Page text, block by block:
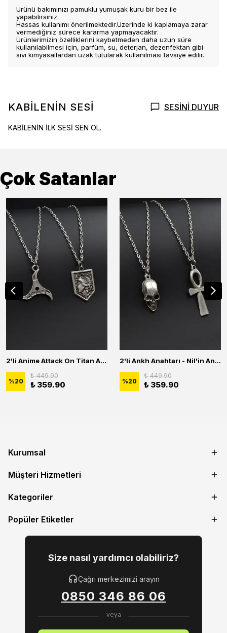
Ürünü bakımınızı pamuklu yumuşak kuru bir bez ile
yapabilirsiniz.
Hassas kullanımı önerilmektedir.Üzerinde ki kaplamaya zarar
vermediğiniz sürece kararma yapmayacaktır.
Ürünlerimizin özelliklerini kaybetmeden daha uzun süre
kullanılabilmesi için, parfüm, su, deterjan, dezenfektan gibi
sıvı kimyasallardan uzak tutularak kullanılması tavsiye edilir.
KABİLENİN SESİ SESİNİ DUYUR
KABİLENİN İLK SESİ SEN OL.
Çok Satanlar
2'li Anime Attack On Titan Acrylic Maria Anime Naruto Erkek Kadın Kolye Seti
%20
₺ 449.90
₺ 359.90
2'li Ankh Anahtarı - Nil'in Anahtarı - Kuru Kafa Erkek Kadın Kolye Seti
%20
₺ 449.90
₺ 359.90
Kurumsal
Müşteri Hizmetleri
Kategoriler
Popüler Etiketler
Size nasıl yardımcı olabiliriz?
Çağrı merkezimizi arayın
0850 346 86 06